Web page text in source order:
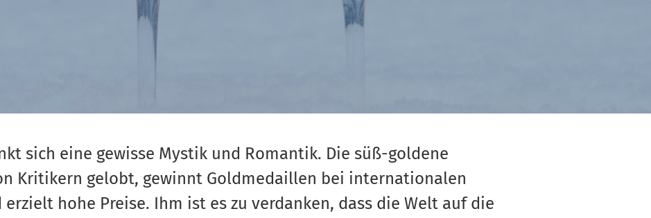
sich eine gewisse Mystik und Romantik. Die süß-goldene
Kritikern gelobt, gewinnt Goldmedaillen bei internationalen
hohe Preise. Ihm ist es zu verdanken, dass die Welt auf die